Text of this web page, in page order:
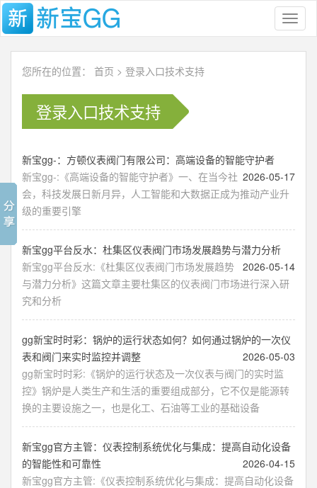
您所在的位置： 首页 > 登录入口技术支持
登录入口技术支持
新宝gg-：方顿仪表阀门有限公司：高端设备的智能守护者
2026-05-17
新宝gg-:《高端设备的智能守护者》一、在当今社
会，科技发展日新月异，人工智能和大数据正成为推动产业升
级的重要引擎
新宝gg平台反水：杜集区仪表阀门市场发展趋势与潜力分析
2026-05-14
新宝gg平台反水:《杜集区仪表阀门市场发展趋势
与潜力分析》这篇文章主要杜集区的仪表阀门市场进行深入研
究和分析
gg新宝时时彩：锅炉的运行状态如何？如何通过锅炉的一次仪
表和阀门来实时监控并调整
2026-05-03
gg新宝时时彩:《锅炉的运行状态及一次仪表与阀门的实时监
控》锅炉是人类生产和生活的重要组成部分，它不仅是能源转
换的主要设施之一，也是化工、石油等工业的基础设备
新宝gg官方主管：仪表控制系统优化与集成：提高自动化设备
的智能性和可靠性
2026-04-15
新宝gg官方主管:《仪表控制系统优化与集成：提高自动化设备